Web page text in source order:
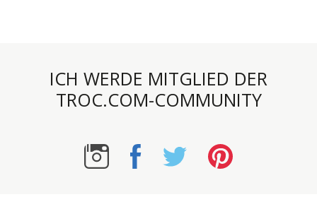
ICH WERDE MITGLIED DER
TROC.COM-COMMUNITY